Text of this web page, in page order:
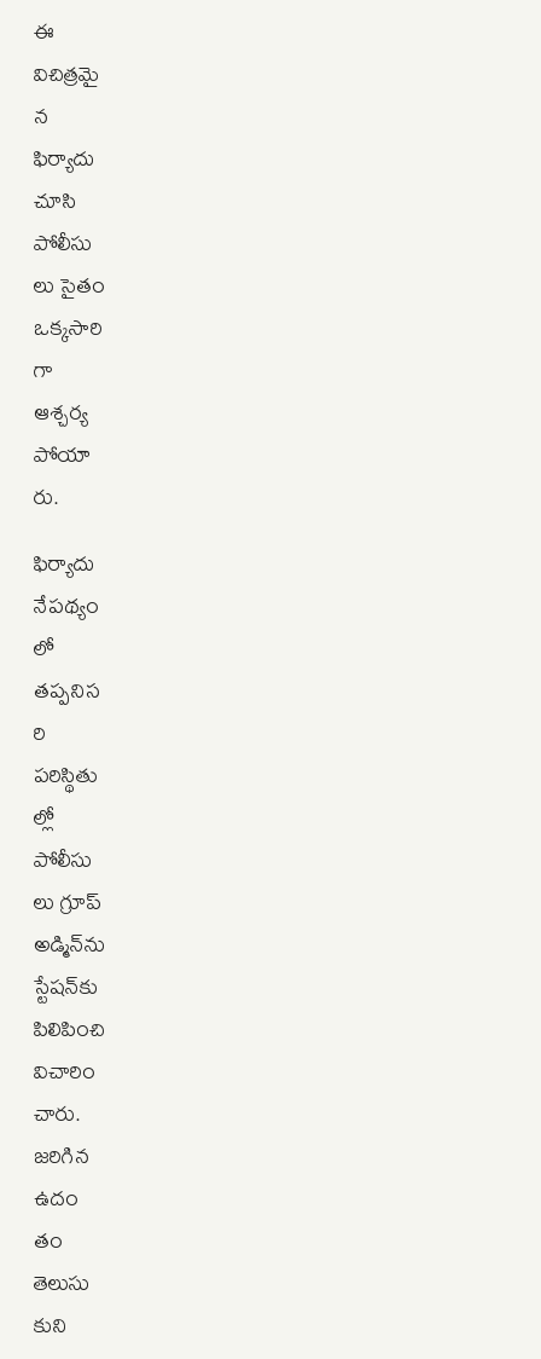
ఈ
విచిత్రమై
న
ఫిర్యాదు
చూసి
పోలీసు
లు సైతం
ఒక్కసారి
గా
ఆశ్చర్య
పోయా
రు.
ఫిర్యాదు
నేపథ్యం
లో
తప్పనిస
రి
పరిస్థితు
ల్లో
పోలీసు
లు గ్రూప్
అడ్మిన్‌ను
స్టేషన్‌కు
పిలిపించి
విచారిం
చారు.
జరిగిన
ఉదం
తం
తెలుసు
కుని